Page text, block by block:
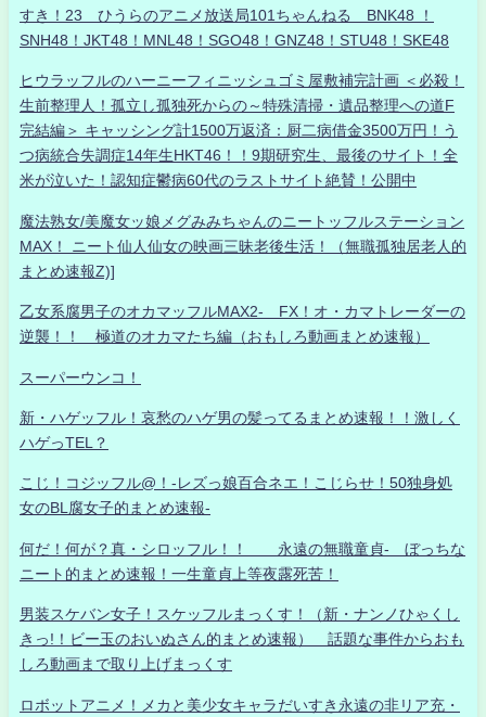
すき！23 ひうらのアニメ放送局101ちゃんねる BNK48 ！
SNH48！JKT48！MNL48！SGO48！GNZ48！STU48！SKE48
ヒウラッフルのハーニーフィニッシュゴミ屋敷補完計画 ＜必殺！
生前整理人！孤立し孤独死からの～特殊清掃・遺品整理への道F
完結編＞ キャッシング計1500万返済：厨二病借金3500万円！う
つ病統合失調症14年生HKT46！！9期研究生、最後のサイト！全
米が泣いた！認知症鬱病60代のラストサイト絶賛！公開中
魔法熟女/美魔女ッ娘メグみみちゃんのニートッフルステーション
MAX！ ニート仙人仙女の映画三昧老後生活！（無職孤独居老人的
まとめ速報Z)]
乙女系腐男子のオカマッフルMAX2- FX！オ・カマトレーダーの
逆襲！！ 極道のオカマたち編（おもしろ動画まとめ速報）
スーパーウンコ！
新・ハゲッフル！哀愁のハゲ男の髪ってるまとめ速報！！激しく
ハゲっTEL？
こじ！コジッフル@！-レズっ娘百合ネエ！こじらせ！50独身処
女のBL腐女子的まとめ速報-
何だ！何が？真・シロッフル！！ 永遠の無職童貞- ぼっちな
ニート的まとめ速報！一生童貞上等夜露死苦！
男装スケバン女子！スケッフルまっくす！（新・ナンノひゃくし
きっ!！ビー玉のおいぬさん的まとめ速報） 話題な事件からおも
しろ動画まで取り上げまっくす
ロボットアニメ！メカと美少女キャラだいすき永遠の非リア充・